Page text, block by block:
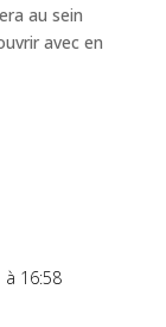
au sein
avec en
16:58